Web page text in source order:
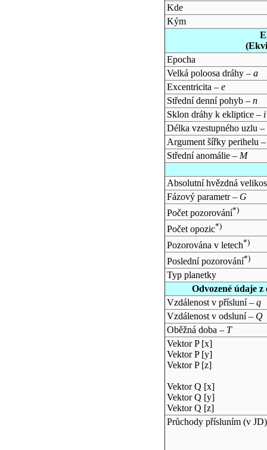
Kde
Kým
Epocha
Velká poloosa dráhy – a
Excentricita – e
Střední denní pohyb – n
Sklon dráhy k ekliptice – i
Délka vzestupného uzlu –
Argument šířky perihelu
Střední anomálie – M
Absolutní hvězdná
Fázový parametr – G
Počet pozorování*)
Počet opozic*)
Pozorována v letech*)
Poslední pozorování*)
Typ planetky
Odvozené údaje
Vzdálenost v přísluní – q
Vzdálenost v odsluní – Q
Oběžná doba – T
Vektor P [x]
Vektor P [y]
Vektor P [z]
Vektor Q [x]
Vektor Q [y]
Vektor Q [z]
Průchody přísluním (v JD)